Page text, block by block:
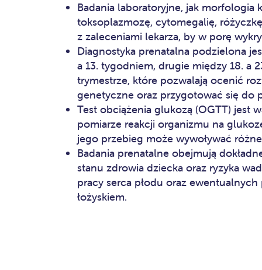
Badania laboratoryjne, jak morfologia
toksoplazmozę, cytomegalię,
z zaleceniami lekarza, by w porę
Diagnostyka prenatalna podzielona
a 13. tygodniem, drugie między 18. a
trymestrze, które pozwalają ocenić
genetyczne oraz przygotować się do
Test obciążenia glukozą (OGTT) jest
pomiarze reakcji organizmu na
jego przebieg może wywoływać
Badania prenatalne obejmują
stanu zdrowia dziecka oraz ryzyka
pracy serca płodu oraz
łożyskiem.